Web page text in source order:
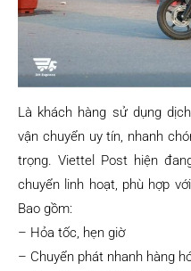
Là khách hàng sử dụng
vận chuyển uy tín, nhanh
trọng. Viettel Post hiện
chuyển linh hoạt, phù hợp
Bao gồm:
– Hỏa tốc, hẹn giờ
– Chuyển phát nhanh hàng